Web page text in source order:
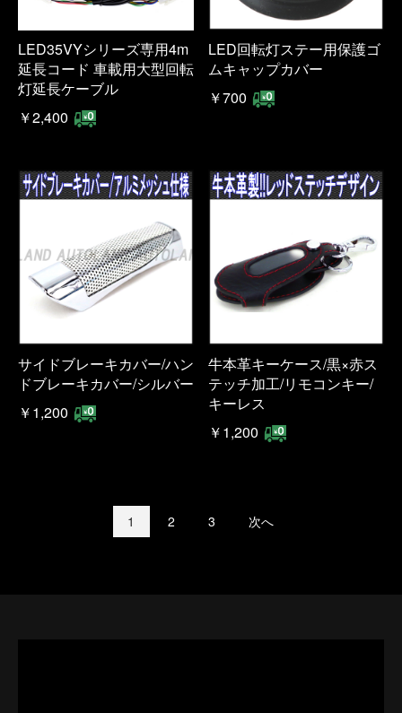
LED35VYシリーズ専用4m
延長コード 車載用大型回転
灯延長ケーブル
￥2,400
LED回転灯ステー用保護ゴ
ムキャップカバー
￥700
サイドブレーキカバー/ハン
ドブレーキカバー/シルバー
￥1,200
牛本革キーケース/黒×赤ス
テッチ加工/リモコンキー/
キーレス
￥1,200
1 2 3 次へ